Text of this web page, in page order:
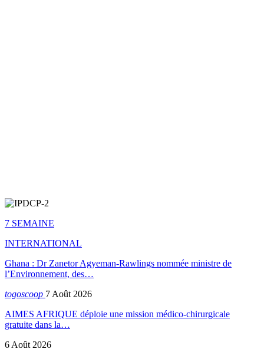
7 SEMAINE
INTERNATIONAL
Ghana : Dr Zanetor Agyeman-Rawlings nommée ministre de
l’Environnement, des…
togoscoop 7 Août 2026
AIMES AFRIQUE déploie une mission médico-chirurgicale
gratuite dans la…
6 Août 2026